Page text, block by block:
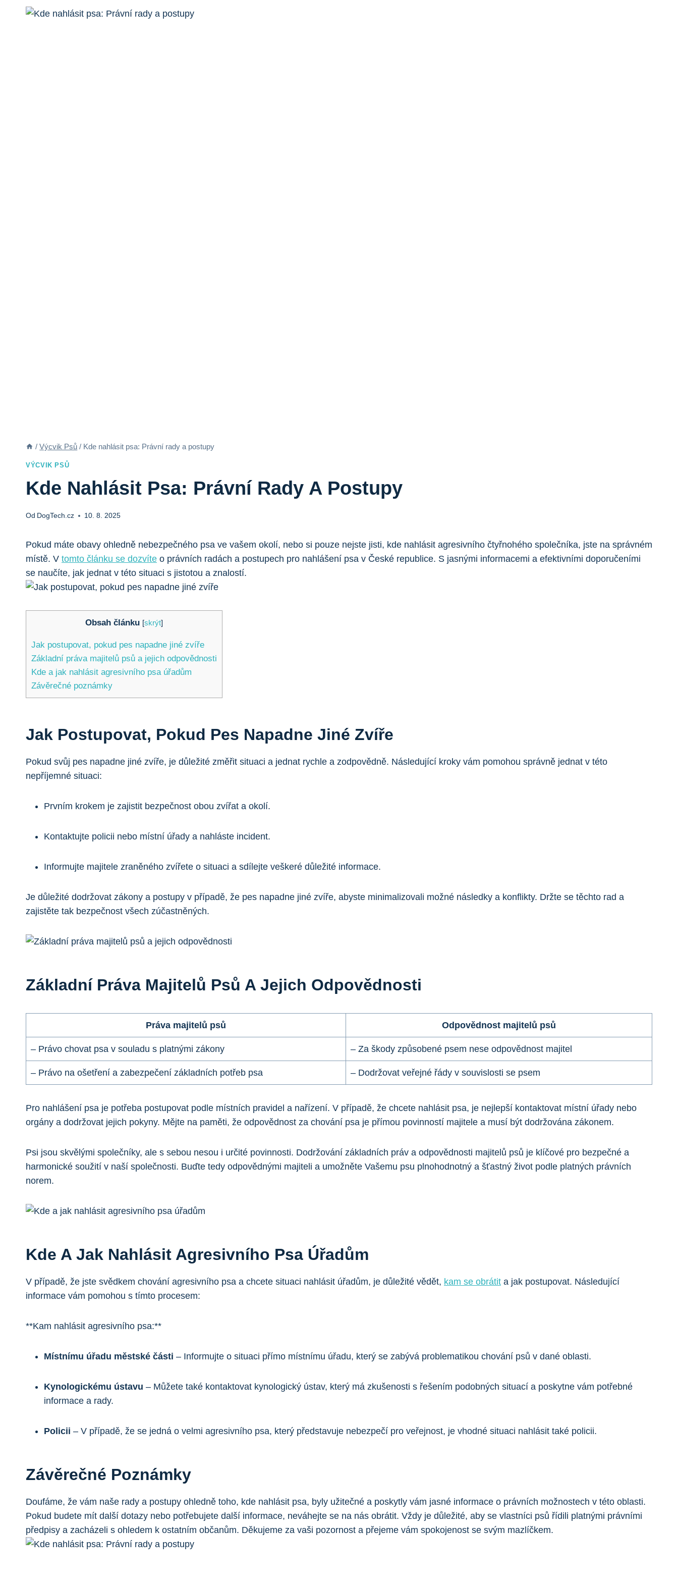
/ Výcvik Psů / Kde nahlásit psa: Právní rady a postupy
VÝCVIK PSŮ
Kde Nahlásit Psa: Právní Rady A Postupy
Od DogTech.cz 10. 8. 2025
Pokud máte obavy ohledně nebezpečného psa ve vašem okolí, nebo si pouze nejste jisti, kde nahlásit agresivního čtyřnohého společníka, jste na správném
místě. V tomto článku se dozvíte o právních radách a postupech pro nahlášení psa v České republice. S jasnými informacemi a efektivními doporučeními
se naučíte, jak jednat v této situaci s jistotou a znalostí.
Obsah článku [skrýt]
Jak postupovat, pokud pes napadne jiné zvíře
Základní práva majitelů psů a jejich odpovědnosti
Kde a jak nahlásit agresivního psa úřadům
Závěrečné poznámky
Jak Postupovat, Pokud Pes Napadne Jiné Zvíře
Pokud svůj pes napadne jiné zvíře, je důležité změřit situaci a jednat rychle a zodpovědně. Následující kroky vám pomohou správně jednat v této
nepříjemné situaci:
Prvním krokem je zajistit bezpečnost obou zvířat a okolí.
Kontaktujte policii nebo místní úřady a nahláste incident.
Informujte majitele zraněného zvířete o situaci a sdílejte veškeré důležité informace.
Je důležité dodržovat zákony a postupy v případě, že pes napadne jiné zvíře, abyste minimalizovali možné následky a konflikty. Držte se těchto rad a
zajistěte tak bezpečnost všech zúčastněných.
Základní Práva Majitelů Psů A Jejich Odpovědnosti
Práva majitelů psů Odpovědnost majitelů psů
– Právo chovat psa v souladu s platnými zákony – Za škody způsobené psem nese odpovědnost majitel
– Právo na ošetření a zabezpečení základních potřeb psa – Dodržovat veřejné řády v souvislosti se psem
Pro nahlášení psa je potřeba postupovat podle místních pravidel a nařízení. V případě, že chcete nahlásit psa, je nejlepší kontaktovat místní úřady nebo
orgány a dodržovat jejich pokyny. Mějte na paměti, že odpovědnost za chování psa je přímou povinností majitele a musí být dodržována zákonem.
Psi jsou skvělými společníky, ale s sebou nesou i určité povinnosti. Dodržování základních práv a odpovědnosti majitelů psů je klíčové pro bezpečné a
harmonické soužití v naší společnosti. Buďte tedy odpovědnými majiteli a umožněte Vašemu psu plnohodnotný a šťastný život podle platných právních
norem.
Kde A Jak Nahlásit Agresivního Psa Úřadům
V případě, že jste svědkem chování agresivního psa a chcete situaci nahlásit úřadům, je důležité vědět, kam se obrátit a jak postupovat. Následující
informace vám pomohou s tímto procesem:
**Kam nahlásit agresivního psa:**
Místnímu úřadu městské části – Informujte o situaci přímo místnímu úřadu, který se zabývá problematikou chování psů v dané oblasti.
Kynologickému ústavu – Můžete také kontaktovat kynologický ústav, který má zkušenosti s řešením podobných situací a poskytne vám potřebné
informace a rady.
Policii – V případě, že se jedná o velmi agresivního psa, který představuje nebezpečí pro veřejnost, je vhodné situaci nahlásit také policii.
Závěrečné Poznámky
Doufáme, že vám naše rady a postupy ohledně toho, kde nahlásit psa, byly užitečné a poskytly vám jasné informace o právních možnostech v této oblasti.
Pokud budete mít další dotazy nebo potřebujete další informace, neváhejte se na nás obrátit. Vždy je důležité, aby se vlastníci psů řídili platnými právními
předpisy a zacházeli s ohledem k ostatním občanům. Děkujeme za vaši pozornost a přejeme vám spokojenost se svým mazlíčkem.